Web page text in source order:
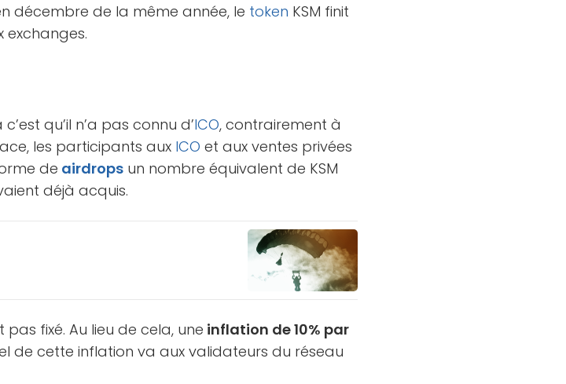
décembre de la même année, le token KSM finit
exchanges.
qu’il n’a pas connu d’ICO, contrairement à
les participants aux ICO et aux ventes privées
de airdrops un nombre équivalent de KSM
déjà acquis.
pas fixé. Au lieu de cela, une inflation de 10% par
de cette inflation va aux validateurs du réseau